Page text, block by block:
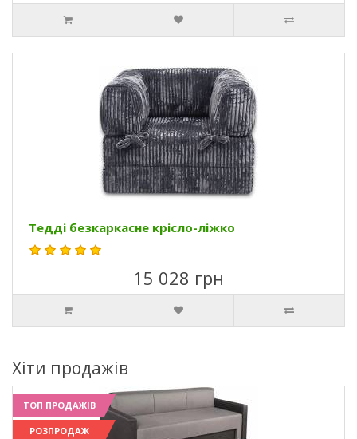
Тедді безкаркасне крісло-ліжко
15 028 грн
Хіти продажів
ТОП ПРОДАЖІВ
РОЗПРОДАЖ